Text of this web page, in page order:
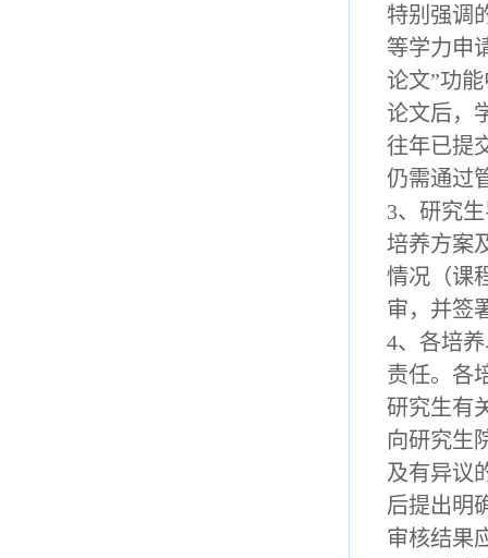
特别强调
等学力申
论文”功
论文后，
往年已提
仍需通过
3、研究
培养方案
情况（课
审，并签
4、各培
责任。各
研究生有
向研究生
及有异议
后提出明
审核结果